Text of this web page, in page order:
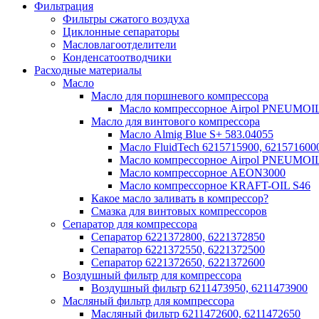
Фильтрация
Фильтры сжатого воздуха
Циклонные сепараторы
Масловлагоотделители
Конденсатоотводчики
Расходные материалы
Масло
Масло для поршневого компрессора
Масло компрессорное Airpol
Масло для винтового компрессора
Масло Almig Blue S+ 583.04055
Масло FluidTech 6215715900,
Масло компрессорное Airpol
Масло компрессорное AEON3000
Масло компрессорное KRAFT-OIL S46
Какое масло заливать в компрессор?
Смазка для винтовых компрессоров
Сепаратор для компрессора
Сепаратор 6221372800, 6221372850
Сепаратор 6221372550, 6221372500
Сепаратор 6221372650, 6221372600
Воздушный фильтр для компрессора
Воздушный фильтр 6211473950, 6211473900
Масляный фильтр для компрессора
Масляный фильтр 6211472600, 6211472650